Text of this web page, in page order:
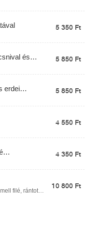
5 350 Ft
és
5 850 Ft
erdei
5 850 Ft
4 550 Ft
4 350 Ft
filé, rántott
10 800 Ft